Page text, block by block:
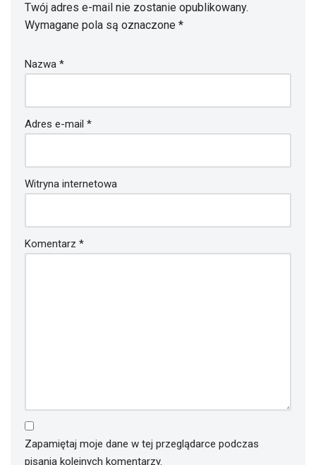
Twój adres e-mail nie zostanie opublikowany.
Wymagane pola są oznaczone *
Nazwa *
Adres e-mail *
Witryna internetowa
Komentarz *
Zapamiętaj moje dane w tej przeglądarce podczas
pisania kolejnych komentarzy.